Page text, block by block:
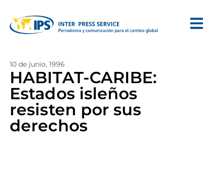
10 de junio, 1996
HABITAT-CARIBE:
Estados isleños
resisten por sus
derechos